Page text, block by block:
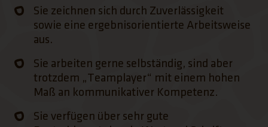
Sie zeichnen sich durch Zuverlässigkeit
sowie eine ergebnisorientierte Arbeitsweise
aus.
Sie arbeiten gerne selbständig, sind aber
trotzdem „Teamplayer“ mit einem hohen
Maß an kommunikativer Kompetenz.
Sie verfügen über sehr gute